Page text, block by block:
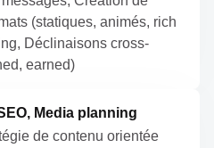
(statiques, animés, rich
Déclinaisons cross-
earned)
Media planning
de contenu orientée